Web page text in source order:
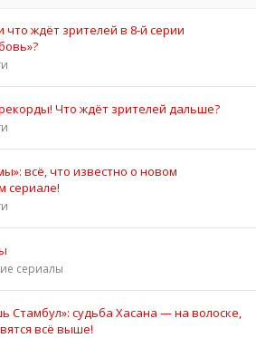
что ждёт зрителей в 8-й серии
Что ждёт зрителей дальше?
всё, что известно о новом
сериале!
сериалы
Стамбул»: судьба Хасана — на волоске,
всё выше!